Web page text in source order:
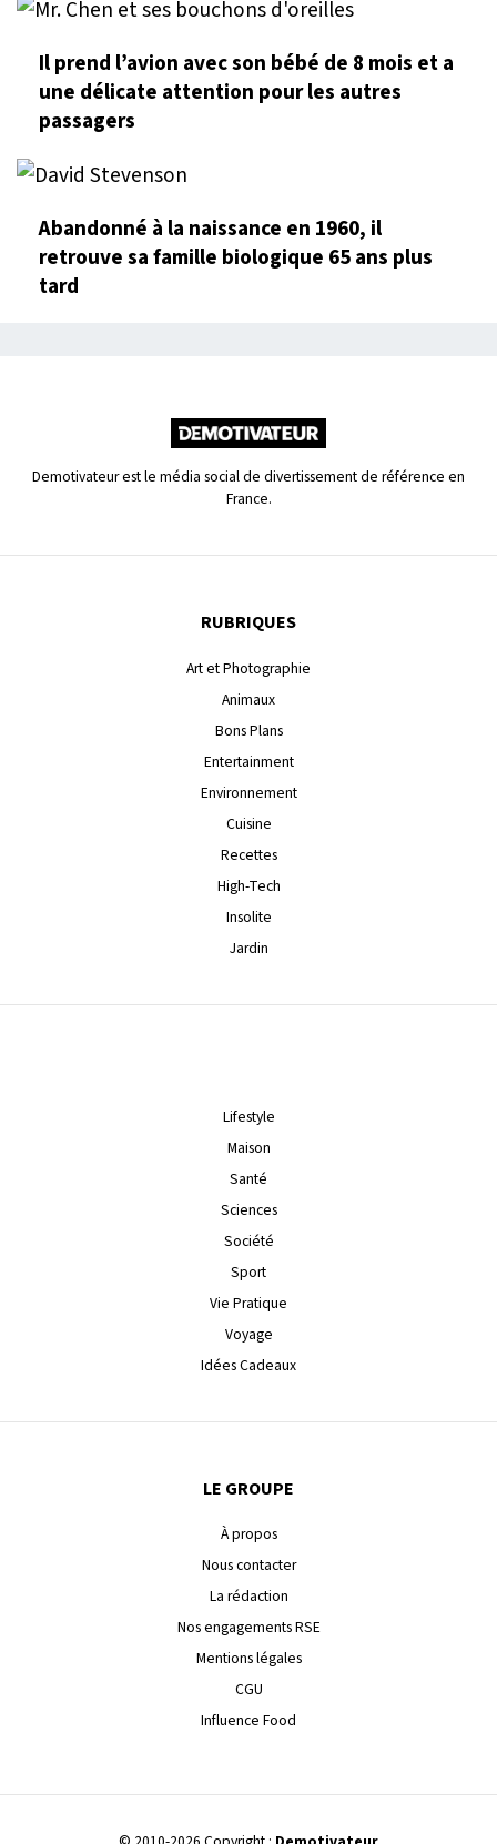
Il prend l’avion avec son bébé de 8 mois et a
une délicate attention pour les autres
passagers
Abandonné à la naissance en 1960, il
retrouve sa famille biologique 65 ans plus
tard
Demotivateur est le média social de divertissement de référence en
France.
RUBRIQUES
Art et Photographie
Animaux
Bons Plans
Entertainment
Environnement
Cuisine
Recettes
High-Tech
Insolite
Jardin
Lifestyle
Maison
Santé
Sciences
Société
Sport
Vie Pratique
Voyage
Idées Cadeaux
LE GROUPE
À propos
Nous contacter
La rédaction
Nos engagements RSE
Mentions légales
CGU
Influence Food